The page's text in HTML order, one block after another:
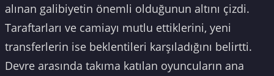
alınan galibiyetin önemli olduğunun altını çizdi.
Taraftarları ve camiayı mutlu ettiklerini, yeni
transferlerin ise beklentileri karşıladığını belirtti.
Devre arasında takıma katılan oyuncuların ana